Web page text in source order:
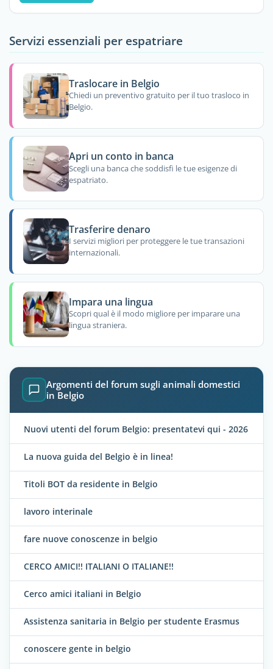
Servizi essenziali per espatriare
Traslocare in Belgio
Chiedi un preventivo gratuito per il tuo trasloco in
Belgio.
Apri un conto in banca
Scegli una banca che soddisfi le tue esigenze di
espatriato.
Trasferire denaro
I servizi migliori per proteggere le tue transazioni
internazionali.
Impara una lingua
Scopri qual è il modo migliore per imparare una
lingua straniera.
Argomenti del forum sugli animali domestici
in Belgio
Nuovi utenti del forum Belgio: presentatevi qui - 2026
La nuova guida del Belgio è in linea!
Titoli BOT da residente in Belgio
lavoro interinale
fare nuove conoscenze in belgio
CERCO AMICI!! ITALIANI O ITALIANE!!
Cerco amici italiani in Belgio
Assistenza sanitaria in Belgio per studente Erasmus
conoscere gente in belgio